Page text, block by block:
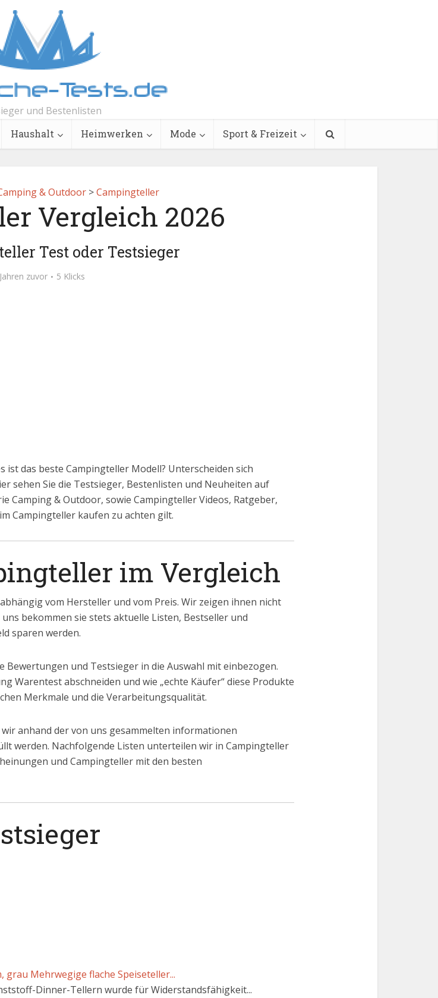
und Bestenlisten
Haushalt Heimwerken Mode Sport & Freizeit
& Outdoor >Campingteller
Vergleich 2026
Test oder Testsieger
zuvor 5 Klicks
ist das beste Campingteller Modell? Unterscheiden sich
sehen Sie die Testsieger, Bestenlisten und Neuheiten auf
Camping & Outdoor, sowie Campingteller Videos, Ratgeber,
Campingteller kaufen zu achten gilt.
im Vergleich
vom Hersteller und vom Preis. Wir zeigen ihnen nicht
bekommen sie stets aktuelle Listen, Bestseller und
sparen werden.
und Testsieger in die Auswahl mit einbezogen.
Warentest abschneiden und wie „echte Käufer“ diese Produkte
Merkmale und die Verarbeitungsqualität.
anhand der von uns gesammelten informationen
werden. Nachfolgende Listen unterteilen wir in Campingteller
und Campingteller mit den besten
Mehrwegige flache Speiseteller...
Dinner-Tellern wurde für Widerstandsfähigkeit...